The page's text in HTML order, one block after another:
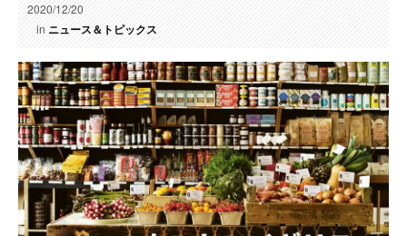
2020/12/20
inニュース＆トピックス